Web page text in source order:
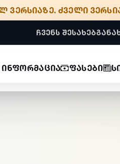
ვერსიაზე.ძველი
ჩვენს შესახებ
ინფორმაცია ფასები